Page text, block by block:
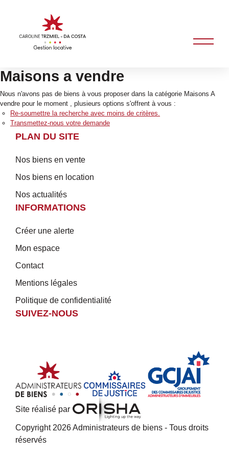
Maisons a vendre
Nous n'avons pas de biens à vous proposer dans la catégorie Maisons A
vendre pour le moment , plusieurs options s'offrent à vous :
Re-soumettre la recherche avec moins de critères.
Transmettez-nous votre demande
PLAN DU SITE
Nos biens en vente
Nos biens en location
Nos actualités
INFORMATIONS
Créer une alerte
Mon espace
Contact
Mentions légales
Politique de confidentialité
SUIVEZ-NOUS
Site réalisé par
Copyright 2026 Administrateurs de biens - Tous droits
réservés